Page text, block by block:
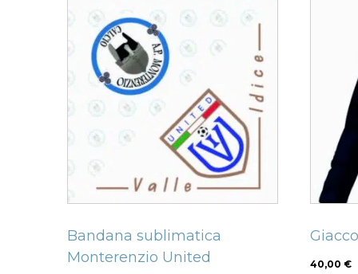
Bandana sublimatica
Monterenzio United
40,00 €
varianti.
opzioni
essere
scelte
del